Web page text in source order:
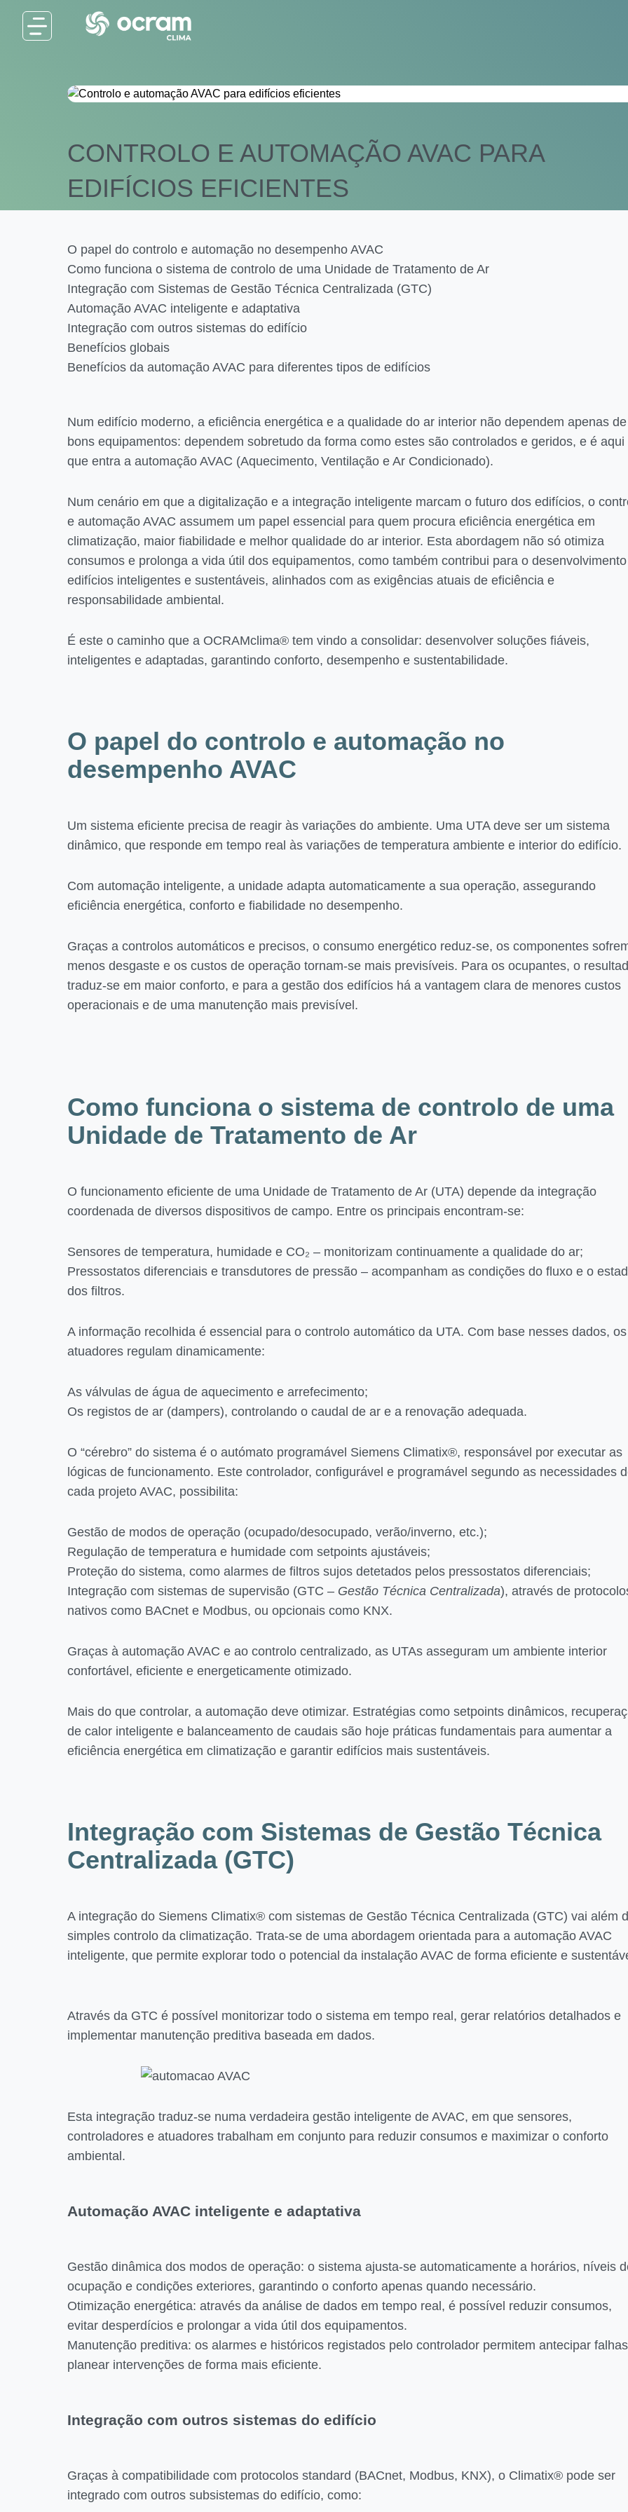
CONTROLO E AUTOMAÇÃO AVAC PARA
EDIFÍCIOS EFICIENTES
O papel do controlo e automação no desempenho AVAC
Como funciona o sistema de controlo de uma Unidade de Tratamento de Ar
Integração com Sistemas de Gestão Técnica Centralizada (GTC)
Automação AVAC inteligente e adaptativa
Integração com outros sistemas do edifício
Benefícios globais
Benefícios da automação AVAC para diferentes tipos de edifícios
Num edifício moderno, a eficiência energética e a qualidade do ar interior não dependem apenas de
bons equipamentos: dependem sobretudo da forma como estes são controlados e geridos, e é aqui
que entra a automação AVAC (Aquecimento, Ventilação e Ar Condicionado).
Num cenário em que a digitalização e a integração inteligente marcam o futuro dos edifícios, o
e automação AVAC assumem um papel essencial para quem procura eficiência energética em
climatização, maior fiabilidade e melhor qualidade do ar interior. Esta abordagem não só otimiza
consumos e prolonga a vida útil dos equipamentos, como também contribui para o
edifícios inteligentes e sustentáveis, alinhados com as exigências atuais de eficiência e
responsabilidade ambiental.
É este o caminho que a OCRAMclima® tem vindo a consolidar: desenvolver soluções fiáveis,
inteligentes e adaptadas, garantindo conforto, desempenho e sustentabilidade.
O papel do controlo e automação no
desempenho AVAC
Um sistema eficiente precisa de reagir às variações do ambiente. Uma UTA deve ser um sistema
dinâmico, que responde em tempo real às variações de temperatura ambiente e interior do edifício.
Com automação inteligente, a unidade adapta automaticamente a sua operação, assegurando
eficiência energética, conforto e fiabilidade no desempenho.
Graças a controlos automáticos e precisos, o consumo energético reduz-se, os componentes
menos desgaste e os custos de operação tornam-se mais previsíveis. Para os ocupantes, o
traduz-se em maior conforto, e para a gestão dos edifícios há a vantagem clara de menores custos
operacionais e de uma manutenção mais previsível.
Como funciona o sistema de controlo de uma
Unidade de Tratamento de Ar
O funcionamento eficiente de uma Unidade de Tratamento de Ar (UTA) depende da integração
coordenada de diversos dispositivos de campo. Entre os principais encontram-se:
Sensores de temperatura, humidade e CO₂ – monitorizam continuamente a qualidade do ar;
Pressostatos diferenciais e transdutores de pressão – acompanham as condições do fluxo e o
dos filtros.
A informação recolhida é essencial para o controlo automático da UTA. Com base nesses dados, os
atuadores regulam dinamicamente:
As válvulas de água de aquecimento e arrefecimento;
Os registos de ar (dampers), controlando o caudal de ar e a renovação adequada.
O “cérebro” do sistema é o autómato programável Siemens Climatix®, responsável por executar as
lógicas de funcionamento. Este controlador, configurável e programável segundo as necessidades
cada projeto AVAC, possibilita:
Gestão de modos de operação (ocupado/desocupado, verão/inverno, etc.);
Regulação de temperatura e humidade com setpoints ajustáveis;
Proteção do sistema, como alarmes de filtros sujos detetados pelos pressostatos diferenciais;
Integração com sistemas de supervisão (GTC – Gestão Técnica Centralizada), através de
nativos como BACnet e Modbus, ou opcionais como KNX.
Graças à automação AVAC e ao controlo centralizado, as UTAs asseguram um ambiente interior
confortável, eficiente e energeticamente otimizado.
Mais do que controlar, a automação deve otimizar. Estratégias como setpoints dinâmicos,
de calor inteligente e balanceamento de caudais são hoje práticas fundamentais para aumentar a
eficiência energética em climatização e garantir edifícios mais sustentáveis.
Integração com Sistemas de Gestão Técnica
Centralizada (GTC)
A integração do Siemens Climatix® com sistemas de Gestão Técnica Centralizada (GTC) vai além
simples controlo da climatização. Trata-se de uma abordagem orientada para a automação AVAC
inteligente, que permite explorar todo o potencial da instalação AVAC de forma eficiente e
Através da GTC é possível monitorizar todo o sistema em tempo real, gerar relatórios detalhados e
implementar manutenção preditiva baseada em dados.
Esta integração traduz-se numa verdadeira gestão inteligente de AVAC, em que sensores,
controladores e atuadores trabalham em conjunto para reduzir consumos e maximizar o conforto
ambiental.
Automação AVAC inteligente e adaptativa
Gestão dinâmica dos modos de operação: o sistema ajusta-se automaticamente a horários, níveis
ocupação e condições exteriores, garantindo o conforto apenas quando necessário.
Otimização energética: através da análise de dados em tempo real, é possível reduzir consumos,
evitar desperdícios e prolongar a vida útil dos equipamentos.
Manutenção preditiva: os alarmes e históricos registados pelo controlador permitem antecipar
planear intervenções de forma mais eficiente.
Integração com outros sistemas do edifício
Graças à compatibilidade com protocolos standard (BACnet, Modbus, KNX), o Climatix® pode ser
integrado com outros subsistemas do edifício, como: